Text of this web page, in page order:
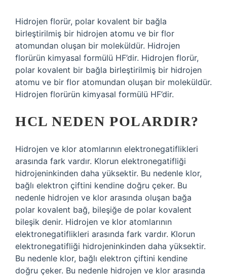
Hidrojen florür, polar kovalent bir bağla
birleştirilmiş bir hidrojen atomu ve bir flor
atomundan oluşan bir moleküldür. Hidrojen
florürün kimyasal formülü HF’dir. Hidrojen florür,
polar kovalent bir bağla birleştirilmiş bir hidrojen
atomu ve bir flor atomundan oluşan bir moleküldür.
Hidrojen florürün kimyasal formülü HF’dir.
HCL NEDEN POLARDIR?
Hidrojen ve klor atomlarının elektronegatiflikleri
arasında fark vardır. Klorun elektronegatifliği
hidrojeninkinden daha yüksektir. Bu nedenle klor,
bağlı elektron çiftini kendine doğru çeker. Bu
nedenle hidrojen ve klor arasında oluşan bağa
polar kovalent bağ, bileşiğe de polar kovalent
bileşik denir. Hidrojen ve klor atomlarının
elektronegatiflikleri arasında fark vardır. Klorun
elektronegatifliği hidrojeninkinden daha yüksektir.
Bu nedenle klor, bağlı elektron çiftini kendine
doğru çeker. Bu nedenle hidrojen ve klor arasında